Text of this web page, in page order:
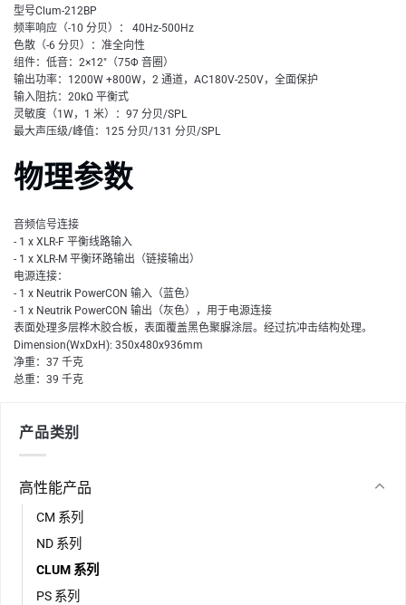
型号Clum-212BP
频率响应（-10 分贝）： 40Hz-500Hz
色散（-6 分贝）：准全向性
组件：低音：2×12"（75Φ 音圈）
输出功率：1200W +800W，2 通道，AC180V-250V，全面保护
输入阻抗：20kΩ 平衡式
灵敏度（1W，1 米）：97 分贝/SPL
最大声压级/峰值：125 分贝/131 分贝/SPL
物理参数
音频信号连接
- 1 x XLR-F 平衡线路输入
- 1 x XLR-M 平衡环路输出（链接输出）
电源连接：
- 1 x Neutrik PowerCON 输入（蓝色）
- 1 x Neutrik PowerCON 输出（灰色），用于电源连接
表面处理多层桦木胶合板，表面覆盖黑色聚脲涂层。经过抗冲击结构处理。
Dimension(WxDxH): 350x480x936mm
净重：37 千克
总重：39 千克
产品类别
高性能产品
CM 系列
ND 系列
CLUM 系列
PS 系列